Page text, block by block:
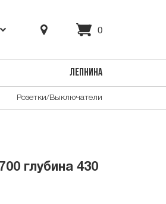
0
ЛЕПНИНА
Розетки/Выключатели
глубина 430